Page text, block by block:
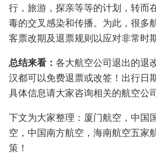
行，旅游，探亲等等的计划，转而
毒的交叉感染和传播。为此，很多
客票改期及退票规则以应对非常时
总结来看： 各大航空公司退出的退
汉都可以免费退票或改签！出行日
具体信息请大家咨询相关的航空公司
下文为大家整理：厦门航空，中国
空，中国南方航空，海南航空五家
策！